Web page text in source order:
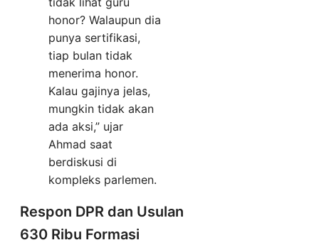
honor? Walaupun dia
punya sertifikasi,
tiap bulan tidak
menerima honor.
Kalau gajinya jelas,
mungkin tidak akan
ada aksi,” ujar
Ahmad saat
berdiskusi di
kompleks parlemen.
Respon DPR dan Usulan
630 Ribu Formasi